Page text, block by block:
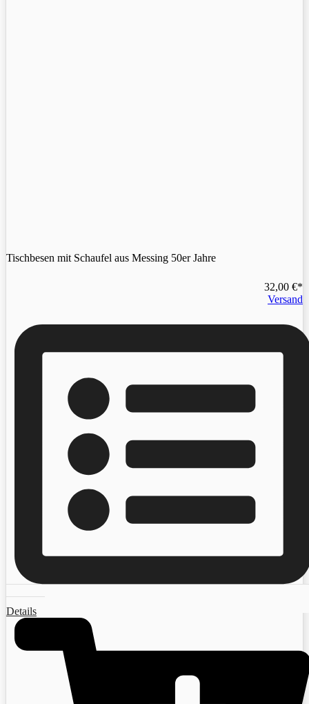
Tischbesen mit Schaufel aus Messing 50er Jahre
32,00 €
Versand
Details